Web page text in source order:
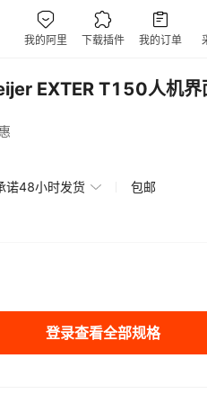
EXTER T150人机界
诺48小时发货 包邮
登录查看全部规格